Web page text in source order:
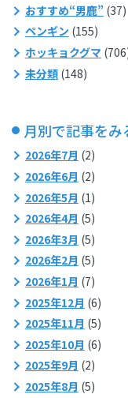
おすすめ“男鹿”(37)
ペンギン (155)
ホッキョクグマ
未分類(148)
月別で記事をみ
2026年7月 (2)
2026年6月 (2)
2026年5月 (1)
2026年4月 (5)
2026年3月 (5)
2026年2月 (5)
2026年1月 (7)
2025年12月 (6)
2025年11月 (5)
2025年10月 (6)
2025年9月 (2)
2025年8月 (5)